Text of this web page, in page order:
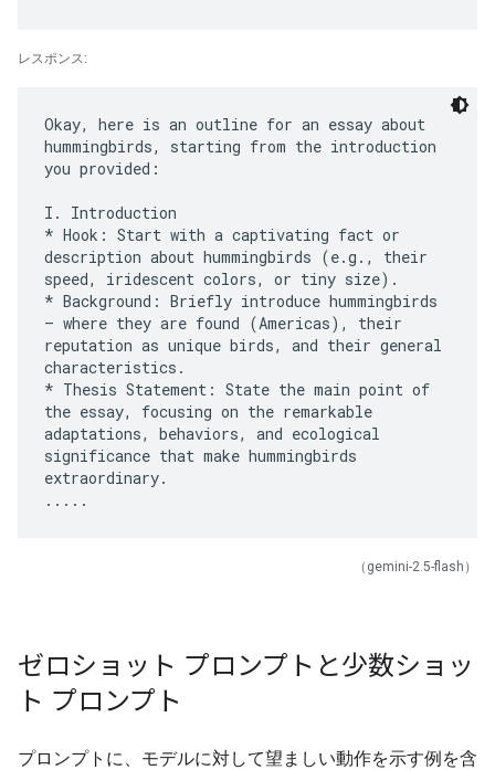
レスポンス:
Okay, here is an outline for an essay about
hummingbirds, starting from the introduction
you provided:
I. Introduction
* Hook: Start with a captivating fact or
description about hummingbirds (e.g., their
speed, iridescent colors, or tiny size).
* Background: Briefly introduce hummingbirds
– where they are found (Americas), their
reputation as unique birds, and their general
characteristics.
* Thesis Statement: State the main point of
the essay, focusing on the remarkable
adaptations, behaviors, and ecological
significance that make hummingbirds
extraordinary.
（gemini-2.5-flash）
ゼロショット プロンプトと少数ショッ
ト プロンプト
プロンプトに、モデルに対して望ましい動作を示す例を含